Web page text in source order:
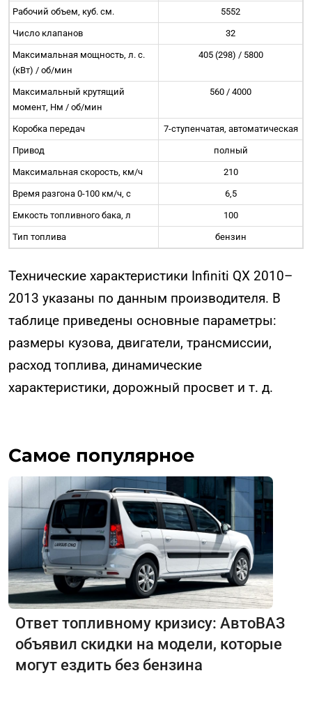
Рабочий объем, куб. см. 5552
Число клапанов 32
Максимальная мощность, л. с.
(кВт) / об/мин
405 (298) / 5800
Максимальный крутящий
момент, Нм / об/мин
560 / 4000
Коробка передач 7-ступенчатая, автоматическая
Привод полный
Максимальная скорость, км/ч 210
Время разгона 0-100 км/ч, с 6,5
Емкость топливного бака, л 100
Тип топлива бензин
Технические характеристики Infiniti QX 2010–
2013 указаны по данным производителя. В
таблице приведены основные параметры:
размеры кузова, двигатели, трансмиссии,
расход топлива, динамические
характеристики, дорожный просвет и т. д.
Самое популярное
Ответ топливному кризису: АвтоВАЗ
объявил скидки на модели, которые
могут ездить без бензина